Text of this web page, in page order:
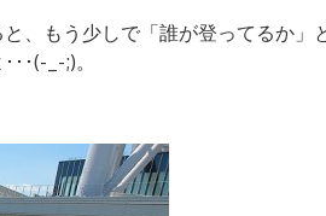
、もう少しで「誰が登ってるか」
･(-_-;)。